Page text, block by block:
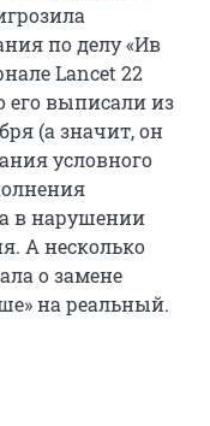
по делу «Ив
Lancet 22
его выписали из
(а значит, он
условного
в нарушении
А несколько
о замене
на реальный.